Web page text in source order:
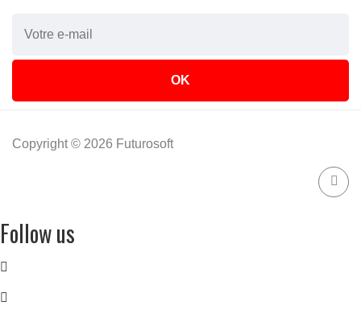
Copyright © 2026 Futurosoft
Follow us